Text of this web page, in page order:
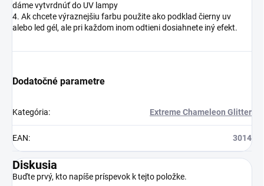
dáme vytvrdnúť do UV lampy
4. Ak chcete výraznejšiu farbu použite ako podklad čierny uv
alebo led gél, ale pri každom inom odtieni dosiahnete iný efekt.
Dodatočné parametre
Kategória: Extreme Chameleon Glitter
EAN: 3014
Diskusia
Buďte prvý, kto napíše príspevok k tejto položke.